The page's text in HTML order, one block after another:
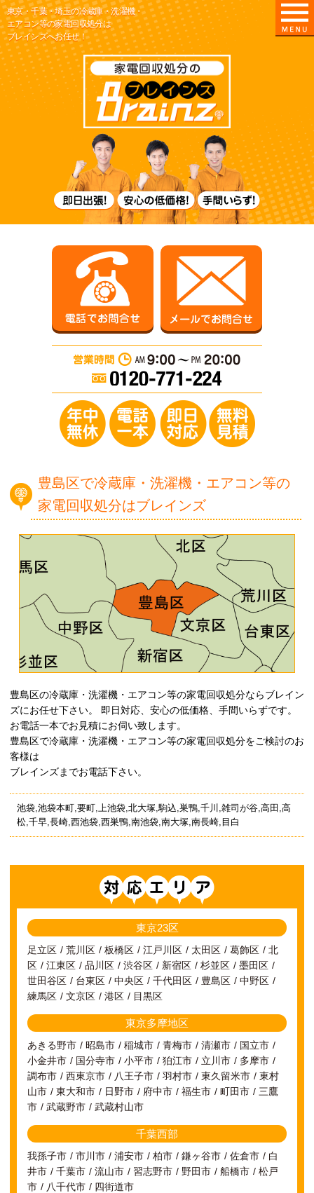
東京・千葉・埼玉の冷蔵庫・洗濯機・
エアコン等の家電回収処分は
ブレインズへお任せ！
即日出張！
電話でお問合せ
豊島区で冷蔵庫・洗濯機・エアコン等の
家電回収処分はブレインズ
豊島区の冷蔵庫・洗濯機・エアコン等の家電回収処分ならブレイン
ズにお任せ下さい。 即日対応、安心の低価格、手間いらずです。
お電話一本でお見積にお伺い致します。
豊島区で冷蔵庫・洗濯機・エアコン等の家電回収処分をご検討のお
客様は
ブレインズまでお電話下さい。
池袋,池袋本町,要町,上池袋,北大塚,駒込,巣鴨,千川,雑司が谷,高田,高
松,千早,長崎,西池袋,西巣鴨,南池袋,南大塚,南長崎,目白
東京23区
足立区 荒川区 板橋区 江戸川区 太田区 葛飾区
北
区
江東区 品川区 渋谷区 新宿区 杉並区
墨田区
世田谷区
台東区 中央区 千代田区 豊島区
中野区
練馬区
文京区 港区 目黒区
東京多摩地区
あきる野市 昭島市 稲城市 青梅市 清瀬市
国立市
小金井市
国分寺市 小平市 狛江市 立川市
多摩市
調布市
西東京市 八王子市 羽村市 東久留米市
東村
山市
東大和市 日野市 府中市 福生市 町田市
三鷹
市
武蔵野市 武蔵村山市
千葉西部
我孫子市 市川市 浦安市 柏市 鎌ヶ谷市 佐倉市
白
井市
千葉市 流山市 習志野市 野田市 船橋市
松戸
市
八千代市 四街道市